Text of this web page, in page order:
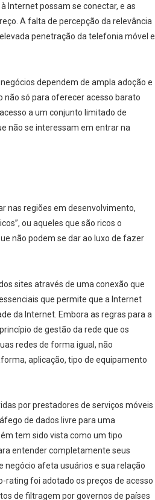
Internet possam se conectar, e as
A falta de percepção da relevância
penetração da telefonia móvel e
dependem de ampla adoção e
não só para oferecer acesso barato
a um conjunto limitado de
não se interessam em entrar na
nas regiões em desenvolvimento,
ou aqueles que são ricos o
não podem se dar ao luxo de fazer
sites através de uma conexão que
que permite que a Internet
da Internet. Embora as regras para a
de gestão da rede que os
redes de forma igual, não
aplicação, tipo de equipamento
por prestadores de serviços móveis
de dados livre para uma
tem sido vista como um tipo
entender completamente seus
afeta usuários e sua relação
rating foi adotado os preços de acesso
de filtragem por governos de países